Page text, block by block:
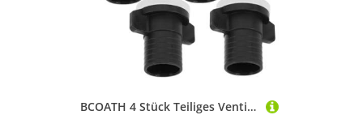
BCOATH 4 Stück Teiliges Ventiladapter Aufblasbare Boote Auslaufsicherer Sup Pumpe Adapter Robust und Langlebig Einfache Installation Geeignet für Kajak und Paddle Board Sicherer